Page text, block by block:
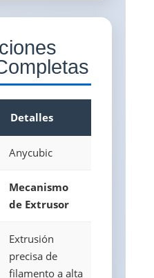
Detalles
Anycubic
Mecanismo
de Extrusor
Extrusión
precisa de
filamento a alta